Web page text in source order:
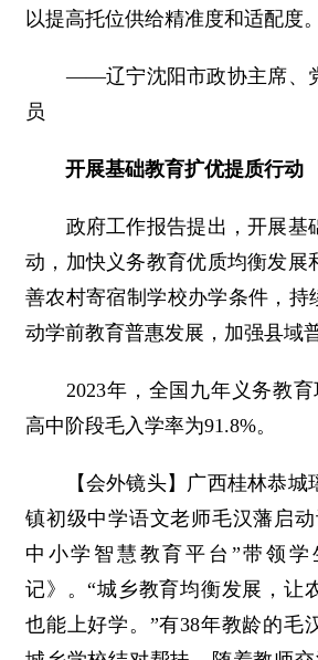
以提高托位供给精准度和适配度。
――辽宁沈阳市政协主席、
员
开展基础教育扩优提质行动
政府工作报告提出，开展基
动，加快义务教育优质均衡发展
善农村寄宿制学校办学条件，持
动学前教育普惠发展，加强县域
2023年，全国九年义务教育
高中阶段毛入学率为91.8%。
【会外镜头】广西桂林恭城
镇初级中学语文老师毛汉藩启
中小学智慧教育平台”带领
记》。“城乡教育均衡发展，让
也能上好学。”有38年教龄的毛